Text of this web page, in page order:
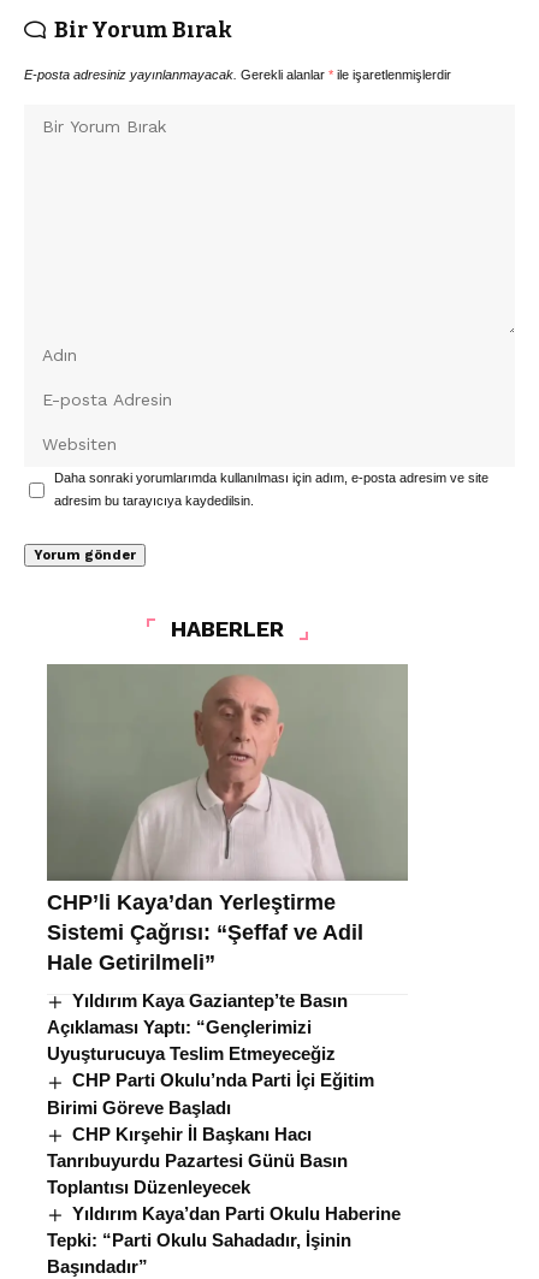
Bir Yorum Bırak
E-posta adresiniz yayınlanmayacak. Gerekli alanlar * ile işaretlenmişlerdir
Daha sonraki yorumlarımda kullanılması için adım, e-posta adresim ve site
adresim bu tarayıcıya kaydedilsin.
HABERLER
CHP’li Kaya’dan Yerleştirme
Sistemi Çağrısı: “Şeffaf ve Adil
Hale Getirilmeli”
Yıldırım Kaya Gaziantep’te Basın
Açıklaması Yaptı: “Gençlerimizi
Uyuşturucuya Teslim Etmeyeceğiz
CHP Parti Okulu’nda Parti İçi Eğitim
Birimi Göreve Başladı
CHP Kırşehir İl Başkanı Hacı
Tanrıbuyurdu Pazartesi Günü Basın
Toplantısı Düzenleyecek
Yıldırım Kaya’dan Parti Okulu Haberine
Tepki: “Parti Okulu Sahadadır, İşinin
Başındadır”